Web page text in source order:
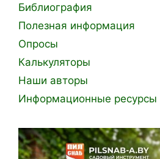
Библиография
Полезная информация
Опросы
Калькуляторы
Наши авторы
Информационные ресурсы